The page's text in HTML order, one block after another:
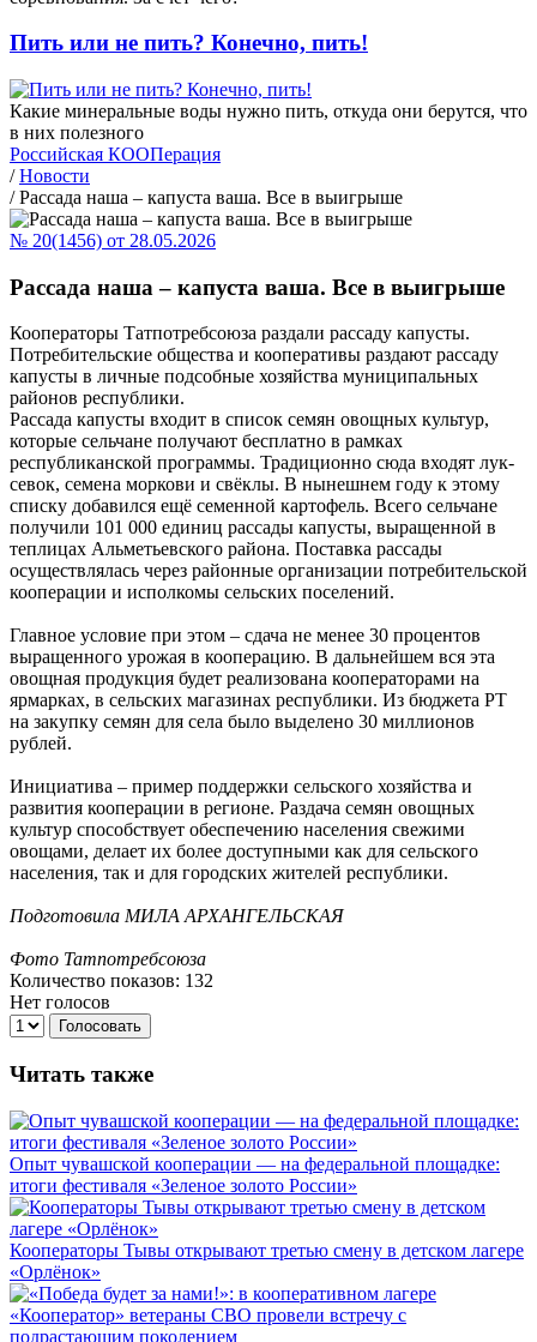
Пить или не пить? Конечно, пить!
Какие минеральные воды нужно пить, откуда они берутся, что
в них полезного
Российская КООПерация
/ Новости
/ Рассада наша – капуста ваша. Все в выигрыше
№ 20(1456) от 28.05.2026
Рассада наша – капуста ваша. Все в выигрыше
Кооператоры Татпотребсоюза раздали рассаду капусты.
Потребительские общества и кооперативы раздают рассаду
капусты в личные подсобные хозяйства муниципальных
районов республики.
Рассада капусты входит в список семян овощных культур,
которые сельчане получают бесплатно в рамках
республиканской программы. Традиционно сюда входят лук-
севок, семена моркови и свёклы. В нынешнем году к этому
списку добавился ещё семенной картофель. Всего сельчане
получили 101 000 единиц рассады капусты, выращенной в
теплицах Альметьевского района. Поставка рассады
осуществлялась через районные организации потребительской
кооперации и исполкомы сельских поселений.
Главное условие при этом – сдача не менее 30 процентов
выращенного урожая в кооперацию. В дальнейшем вся эта
овощная продукция будет реализована кооператорами на
ярмарках, в сельских магазинах республики. Из бюджета РТ
на закупку семян для села было выделено 30 миллионов
рублей.
Инициатива – пример поддержки сельского хозяйства и
развития кооперации в регионе. Раздача семян овощных
культур способствует обеспечению населения свежими
овощами, делает их более доступными как для сельского
населения, так и для городских жителей республики.
Подготовила МИЛА АРХАНГЕЛЬСКАЯ
Фото Татпотребсоюза
Количество показов: 132
Нет голосов
Голосовать
Читать также
Опыт чувашской кооперации — на федеральной площадке:
итоги фестиваля «Зеленое золото России»
Кооператоры Тывы открывают третью смену в детском лагере
«Орлёнок»